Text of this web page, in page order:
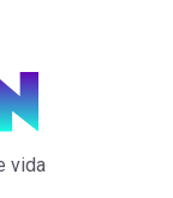
vida